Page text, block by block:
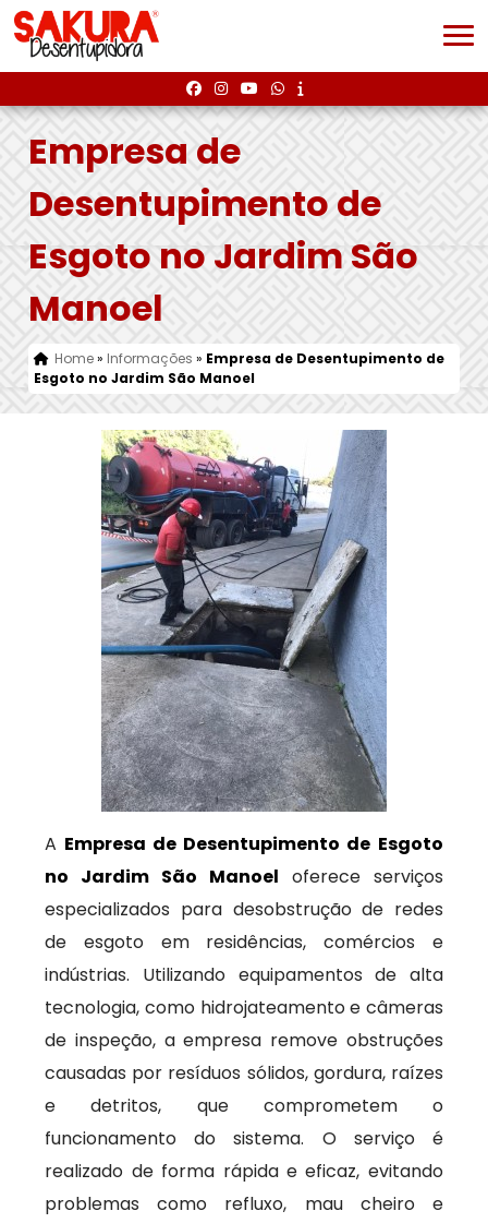
Empresa de
Desentupimento de
Esgoto no Jardim São
Manoel
Home» Informações » Empresa de Desentupimento de
Esgoto no Jardim São Manoel
A Empresa de Desentupimento de Esgoto
no Jardim São Manoel oferece serviços
especializados para desobstrução de redes
de esgoto em residências, comércios e
indústrias. Utilizando equipamentos de alta
tecnologia, como hidrojateamento e câmeras
de inspeção, a empresa remove obstruções
causadas por resíduos sólidos, gordura, raízes
e detritos, que comprometem o
funcionamento do sistema. O serviço é
realizado de forma rápida e eficaz, evitando
problemas como refluxo, mau cheiro e